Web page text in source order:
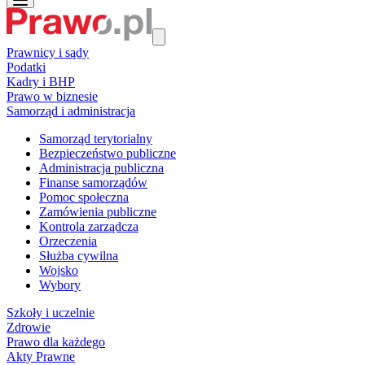
Prawnicy i sądy
Podatki
Kadry i BHP
Prawo w biznesie
Samorząd i administracja
Samorząd terytorialny
Bezpieczeństwo publiczne
Administracja publiczna
Finanse samorządów
Pomoc społeczna
Zamówienia publiczne
Kontrola zarządcza
Orzeczenia
Służba cywilna
Wojsko
Wybory
Szkoły i uczelnie
Zdrowie
Prawo dla każdego
Akty Prawne